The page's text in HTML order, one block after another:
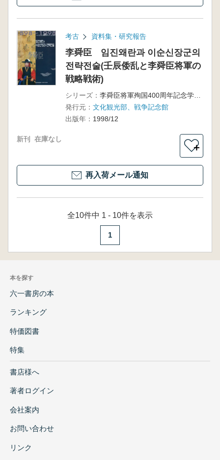
考古 資料集・研究報告
李舜臣 임진왜란과 이순신장군의
전략전술(壬辰倭乱と李舜臣将軍の
戦略戦術)
シリーズ：
李舜臣将軍殉国400周年記念学術会議
発行元： 文化観光部、戦争記念館
出版年： 1998/12
新刊 在庫なし
＋
再入荷メール通知
全10件中 1 - 10件を表示
1
本を探す
六一書房の本
ランキング
特価図書
特集
書店様へ
著者ログイン
会社案内
お問い合わせ
リンク